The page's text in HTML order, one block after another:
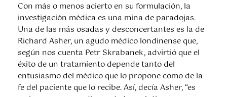
Con más o menos acierto en su formulación, la
investigación médica es una mina de paradojas.
Una de las más osadas y desconcertantes es la de
Richard Asher, un agudo médico londinense que,
según nos cuenta Petr Skrabanek, advirtió que el
éxito de un tratamiento depende tanto del
entusiasmo del médico que lo propone como de la
fe del paciente que lo recibe. Así, decía Asher, “es